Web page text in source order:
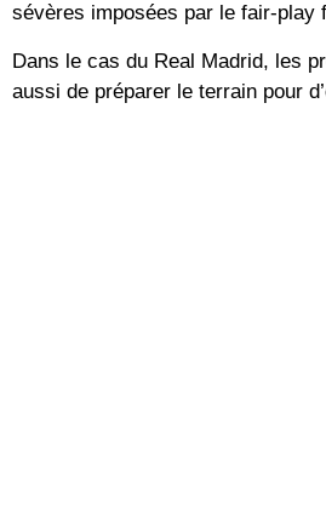
sévères imposées par le fair-play
Dans le cas du Real Madrid, les
aussi de préparer le terrain pour